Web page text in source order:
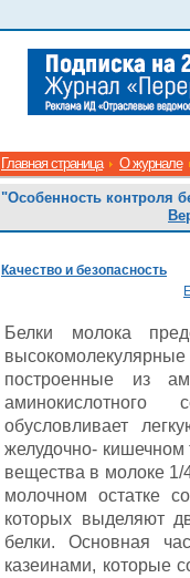
Главная страница О журнале
"Особенность контроля
Качество и безопасность
Белки молока
построенные из
аминокислотного
обусловливает
желудочно- кишечном
вещества в молоке 1/
молочном остатке
которых выделяют
белки. Основная
казеинами, которые